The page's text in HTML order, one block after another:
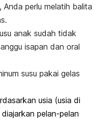
perlu melatih balita
anak sudah tidak
isapan dan oral
susu pakai gelas
usia (usia di
pelan-pelan